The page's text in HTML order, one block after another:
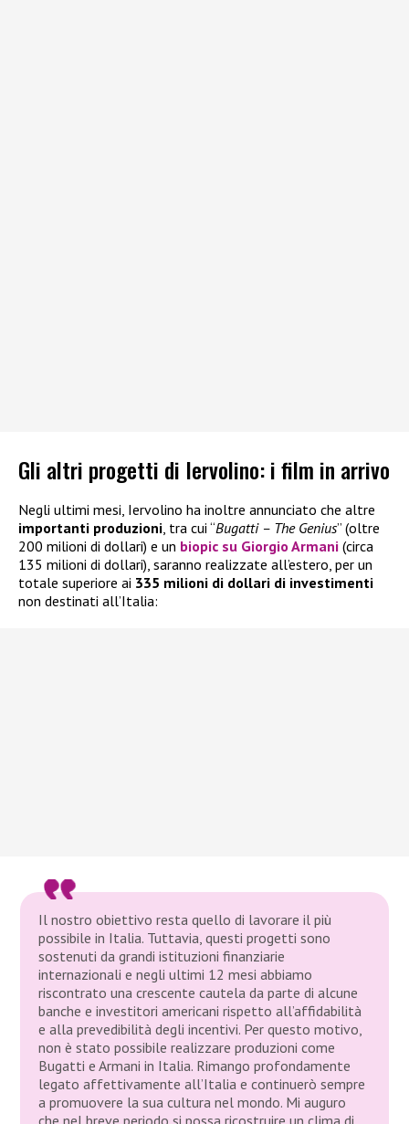
Gli altri progetti di Iervolino: i film in arrivo
Negli ultimi mesi, Iervolino ha inoltre annunciato che altre
importanti produzioni , tra cui “Bugatti – The Genius” (oltre
200 milioni di dollari) e un biopic su Giorgio Armani (circa
135 milioni di dollari), saranno realizzate all’estero, per un
totale superiore ai 335 milioni di dollari di investimenti
non destinati all’Italia:
Il nostro obiettivo resta quello di lavorare il più
possibile in Italia. Tuttavia, questi progetti sono
sostenuti da grandi istituzioni finanziarie
internazionali e negli ultimi 12 mesi abbiamo
riscontrato una crescente cautela da parte di alcune
banche e investitori americani rispetto all’affidabilità
e alla prevedibilità degli incentivi. Per questo motivo,
non è stato possibile realizzare produzioni come
Bugatti e Armani in Italia. Rimango profondamente
legato affettivamente all’Italia e continuerò sempre
a promuovere la sua cultura nel mondo. Mi auguro
che nel breve periodo si possa ricostruire un clima di